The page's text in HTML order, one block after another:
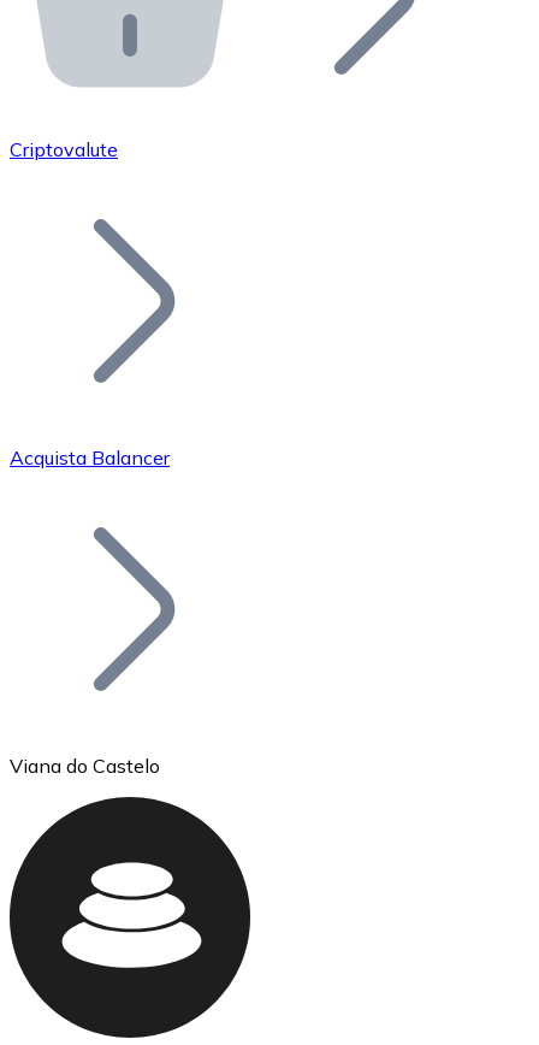
API Bitnovo
Integra la nostra API nel tuo ecosistema.
Unisciti alla nostra rete di rivenditori e
Aggiungi il token del tuo progetto al nostro servizio di
Bitcoin
Ethereum
ETH
Criptovalute
Acquista Balancer
Viana do Castelo